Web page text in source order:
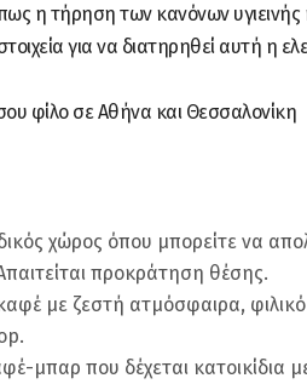
η τήρηση των κανόνων
για να διατηρηθεί αυτή η
φίλο σε Αθήνα και Θεσσαλονίκη
χώρος όπου μπορείτε να
προκράτηση θέσης.
με ζεστή ατμόσφαιρα,
μπαρ που δέχεται κατοικίδια